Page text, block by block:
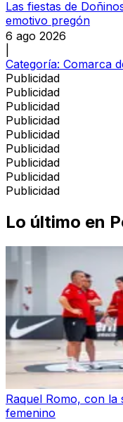
Las fiestas de
emotivo pregón
6 ago 2026
Categoría: Comarca
Publicidad
Publicidad
Publicidad
Publicidad
Publicidad
Publicidad
Publicidad
Publicidad
Publicidad
Lo último en
Raquel Romo, con la
femenino